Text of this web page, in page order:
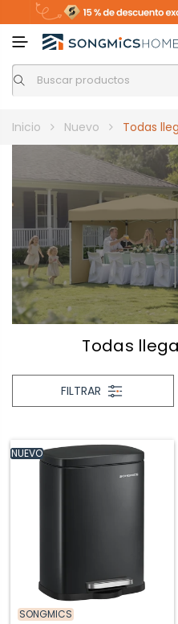
Inicio Nuevo Todas
Todas
FILTRAR
NUEVO
SONGMICS